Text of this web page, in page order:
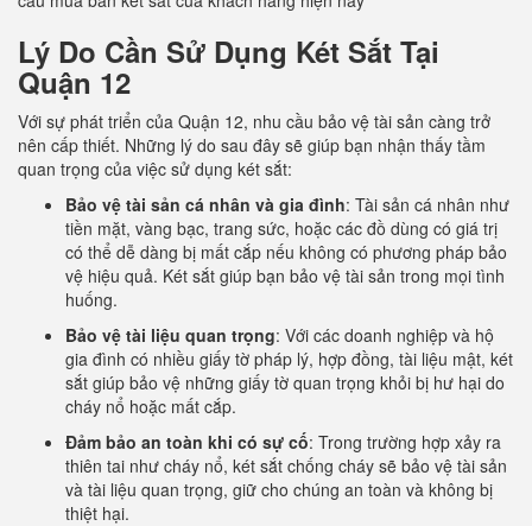
Lý Do Cần Sử Dụng Két Sắt Tại
Quận 12
Với sự phát triển của Quận 12, nhu cầu bảo vệ tài sản càng trở
nên cấp thiết. Những lý do sau đây sẽ giúp bạn nhận thấy tầm
quan trọng của việc sử dụng két sắt:
Bảo vệ tài sản cá nhân và gia đình: Tài sản cá nhân như
tiền mặt, vàng bạc, trang sức, hoặc các đồ dùng có giá trị
có thể dễ dàng bị mất cắp nếu không có phương pháp bảo
vệ hiệu quả. Két sắt giúp bạn bảo vệ tài sản trong mọi tình
huống.
Bảo vệ tài liệu quan trọng: Với các doanh nghiệp và hộ
gia đình có nhiều giấy tờ pháp lý, hợp đồng, tài liệu mật, két
sắt giúp bảo vệ những giấy tờ quan trọng khỏi bị hư hại do
cháy nổ hoặc mất cắp.
Đảm bảo an toàn khi có sự cố: Trong trường hợp xảy ra
thiên tai như cháy nổ, két sắt chống cháy sẽ bảo vệ tài sản
và tài liệu quan trọng, giữ cho chúng an toàn và không bị
thiệt hại.